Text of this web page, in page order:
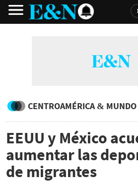
CENTROAMÉRICA & MUNDO
EEUU y México
aumentar las
de migrantes